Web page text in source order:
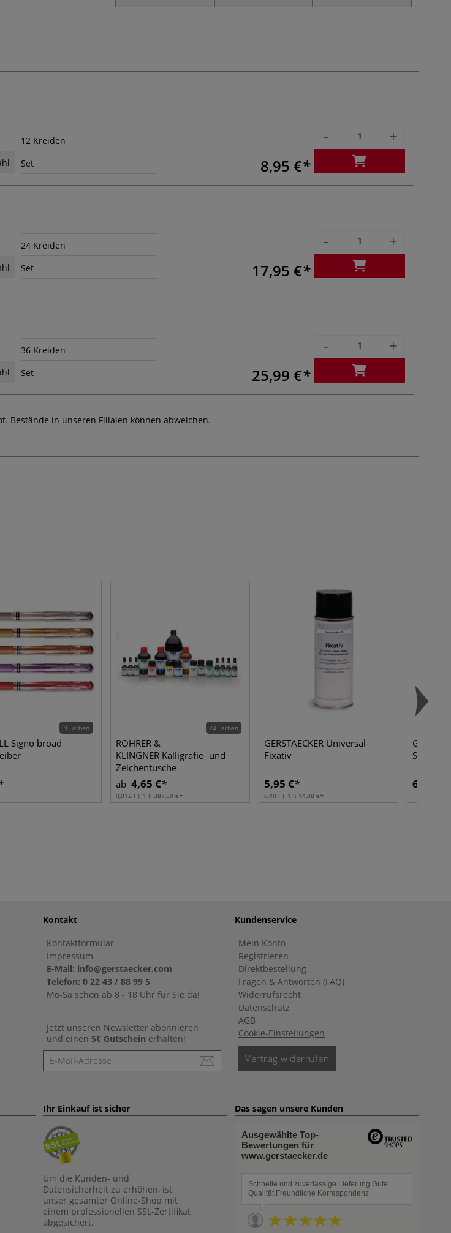
12 Kreiden
Set 8,95 €
- +
24 Kreiden
Set 17,95 €
- +
36 Kreiden
Set 25,99 €
- +
Bestände in unseren Filialen können abweichen.
9 Farben
Signo broad
24 Farben
ROHRER &
KLINGNER Kalligrafie- und
Zeichentusche
ab 4,65 €
0,012 l | 1 l: 387,50 €
GERSTAECKER Universal-
Fixativ
5,95 €
0,40 l | 1 l: 14,88 €
Set Basic
6,25 €
Kontakt
Kontaktformular
Impressum
E-Mail: info@gerstaecker.com
Telefon: 0 22 43 / 88 99 5
Mo-Sa schon ab 8 - 18 Uhr für Sie da!
Jetzt unseren Newsletter abonnieren
und einen 5€ Gutschein erhalten!
Newsletter
Kundenservice
Mein Konto
Registrieren
Direktbestellung
Fragen & Antworten (FAQ)
Widerrufsrecht
Datenschutz
AGB
Cookie-Einstellungen
Vertrag widerrufen
Ihr Einkauf ist sicher
Um die Kunden- und
Datensicherheit zu erhöhen, ist
unser gesamter Online-Shop mit
einem professionellen SSL-Zertifikat
abgesichert.
Das sagen unsere Kunden
Ausgewählte Top-
Bewertungen für
www.gerstaecker.de
Schnelle und zuverlässige Lieferung Gute
Qualität Freundliche Korrespondenz